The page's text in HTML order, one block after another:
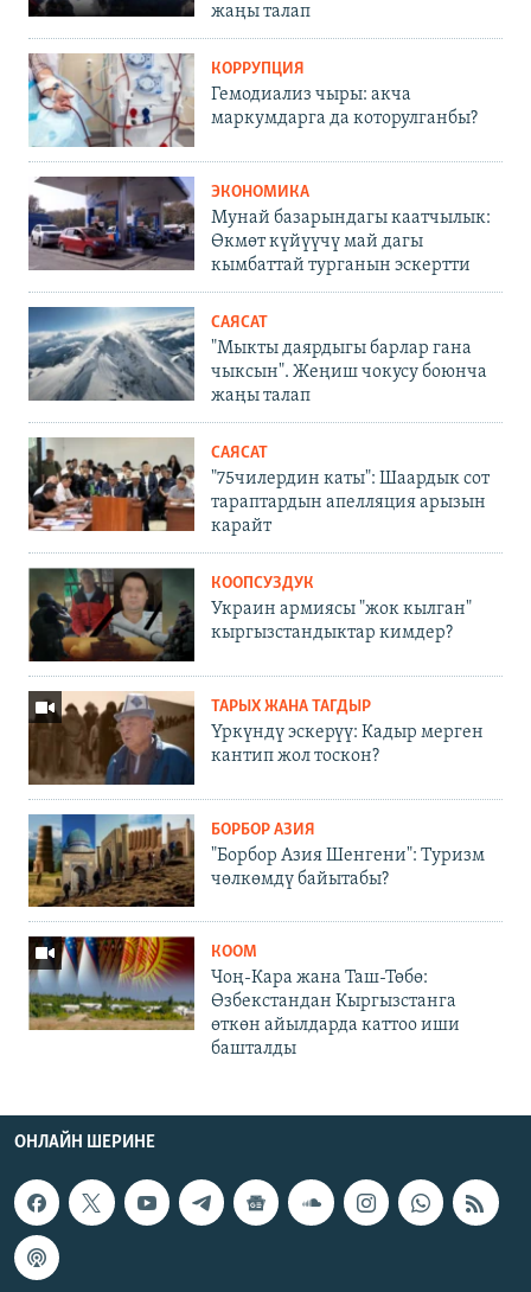
жаңы талап
КОРРУПЦИЯ
Гемодиализ чыры: акча
маркумдарга да которулганбы?
ЭКОНОМИКА
Мунай базарындагы каатчылык:
Өкмөт күйүүчү май дагы
кымбаттай турганын эскертти
САЯСАТ
"Мыкты даярдыгы барлар гана
чыксын". Жеңиш чокусу боюнча
жаңы талап
САЯСАТ
"75чилердин каты": Шаардык сот
тараптардын апелляция арызын
карайт
КООПСУЗДУК
Украин армиясы "жок кылган"
кыргызстандыктар кимдер?
ТАРЫХ ЖАНА ТАГДЫР
Үркүндү эскерүү: Кадыр мерген
кантип жол тоскон?
БОРБОР АЗИЯ
"Борбор Азия Шенгени": Туризм
чөлкөмдү байытабы?
КООМ
Чоң-Кара жана Таш-Төбө:
Өзбекстандан Кыргызстанга
өткөн айылдарда каттоо иши
башталды
ОНЛАЙН ШЕРИНЕ